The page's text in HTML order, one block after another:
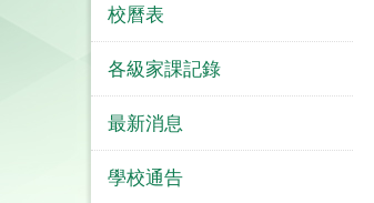
校曆表
各級家課記錄
最新消息
學校通告